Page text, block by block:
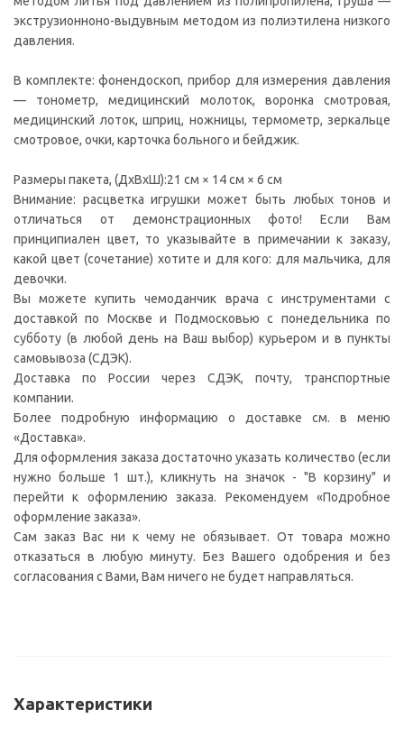
экструзионноно-выдувным методом из полиэтилена низкого
давления.
В комплекте: фонендоскоп, прибор для измерения давления
— тонометр, медицинский молоток, воронка смотровая,
медицинский лоток, шприц, ножницы, термометр, зеркальце
смотровое, очки, карточка больного и бейджик.
Размеры пакета, (ДxВxШ):21 см × 14 см × 6 см
Внимание: расцветка игрушки может быть любых тонов и
отличаться от демонстрационных фото! Если Вам
принципиален цвет, то указывайте в примечании к заказу,
какой цвет (сочетание) хотите и для кого: для мальчика, для
девочки.
Вы можете купить чемоданчик врача с инструментами с
доставкой по Москве и Подмосковью с понедельника по
субботу (в любой день на Ваш выбор) курьером и в пункты
самовывоза (СДЭК).
Доставка по России через СДЭК, почту, транспортные
компании.
Более подробную информацию о доставке см. в меню
«Доставка».
Для оформления заказа достаточно указать количество (если
нужно больше 1 шт.), кликнуть на значок - "В корзину" и
перейти к оформлению заказа. Рекомендуем «Подробное
оформление заказа».
Сам заказ Вас ни к чему не обязывает. От товара можно
отказаться в любую минуту. Без Вашего одобрения и без
согласования с Вами, Вам ничего не будет направляться.
Характеристики